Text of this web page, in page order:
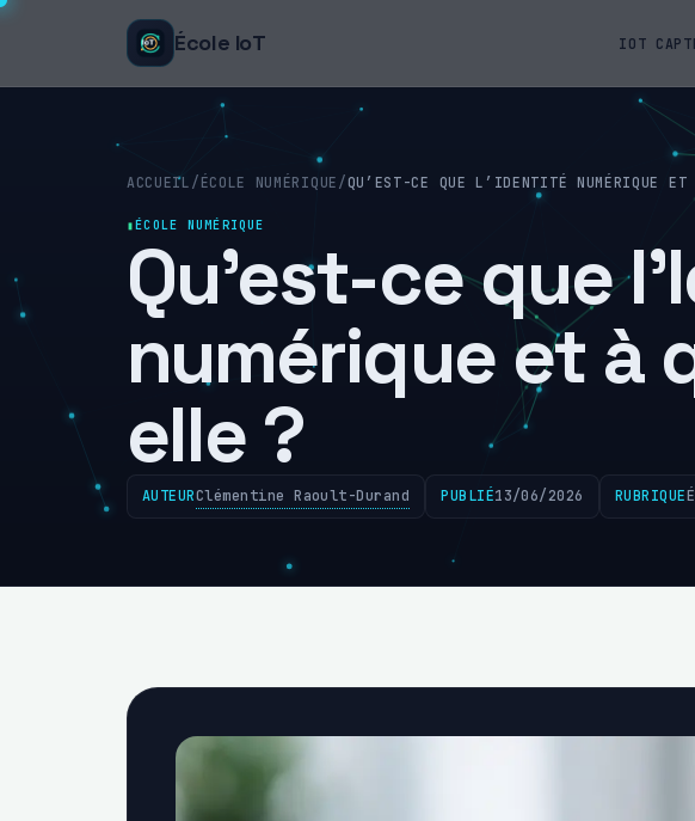
École IoT IOT
ACCUEIL / ÉCOLE NUMÉRIQUE /QU’EST-CE QUE L’IDENTITÉ NUMÉRIQUE
ÉCOLE NUMÉRIQUE
Qu’est-ce que
numérique et à
elle ?
AUTEURClémentine Raoult-Durand PUBLIÉ13/06/2026 RUBRIQUE